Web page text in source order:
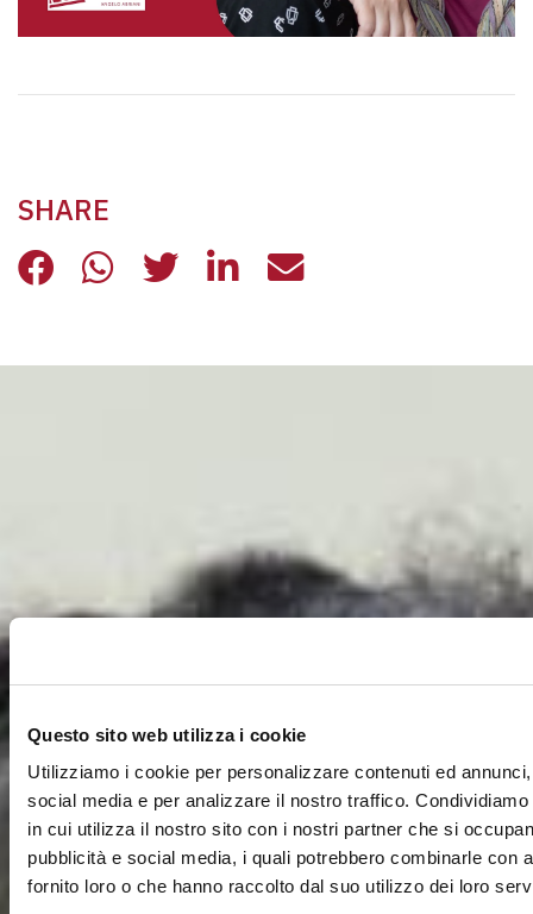
Questo sito web utilizza i cookie
Utilizziamo i cookie per personalizzare contenuti ed
social media e per analizzare il nostro traffico.
in cui utilizza il nostro sito con i nostri partner che si
pubblicità e social media, i quali potrebbero combinarle con
fornito loro o che hanno raccolto dal suo utilizzo dei loro
SHARE
DIFFERENZA TRA 8×1000, 5×1000
DIFFERENZA TRA 8×1000,
DIFFERENZA TRA
DIFFERENZA TRA
DIFFERENZA